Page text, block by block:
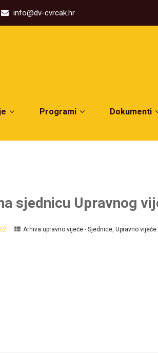
info@dv-cvrcak.hr
Programi Dokumenti
sjednicu Upravnog
Arhiva upravno vijeće - Sjednice, Upravno vijeće